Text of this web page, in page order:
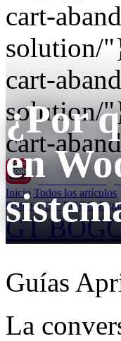
cart-
solution/
cart-
solution/
cart-
GT BOGO
Inicio Todos los artículos
Obtener GT BOGO
GT
¿Por
en
Guías
La